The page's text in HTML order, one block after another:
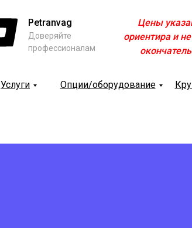
Petranvag
Доверяйте
профессионалам
Цены
ориентира и
Опции/оборудование
Услуги